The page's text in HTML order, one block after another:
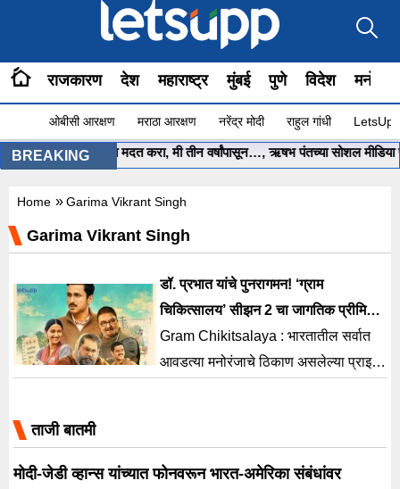
राजकारण देश महाराष्ट्र मुंबई पुणे विदेश
ओबीसी आरक्षण मराठा आरक्षण नरेंद्र मोदी राहुल गांधी
BREAKING
साहेब.. मला मदत करा, मी तीन वर्षांपासून…, ऋषभ पंतच्या सोशल मीडिया
Home »Garima Vikrant Singh
Garima Vikrant Singh
डॉ. प्रभात यांचे पुनरागमन! ‘ग्राम
चिकित्सालय’ सीझन 2 चा जागतिक प्रीमियर
‘या’ दिवशी होणार
Gram Chikitsalaya : भारतातील सर्वात
आवडत्या मनोरंजाचे ठिकाण असलेल्या प्राइम
ताजी बातमी
मोदी-जेडी व्हान्स यांच्यात फोनवरून भारत-अमेरिका संबंधांवर